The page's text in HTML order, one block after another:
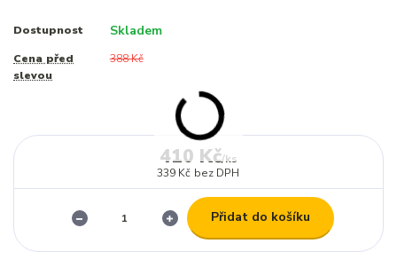
Dostupnost Skladem
Cena před
slevou
388 Kč
410 Kč/ks
339 Kč bez DPH
Přidat do košíku